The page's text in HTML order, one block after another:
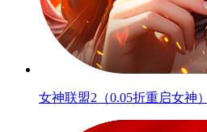
女神联盟2（0.05折重启女神）